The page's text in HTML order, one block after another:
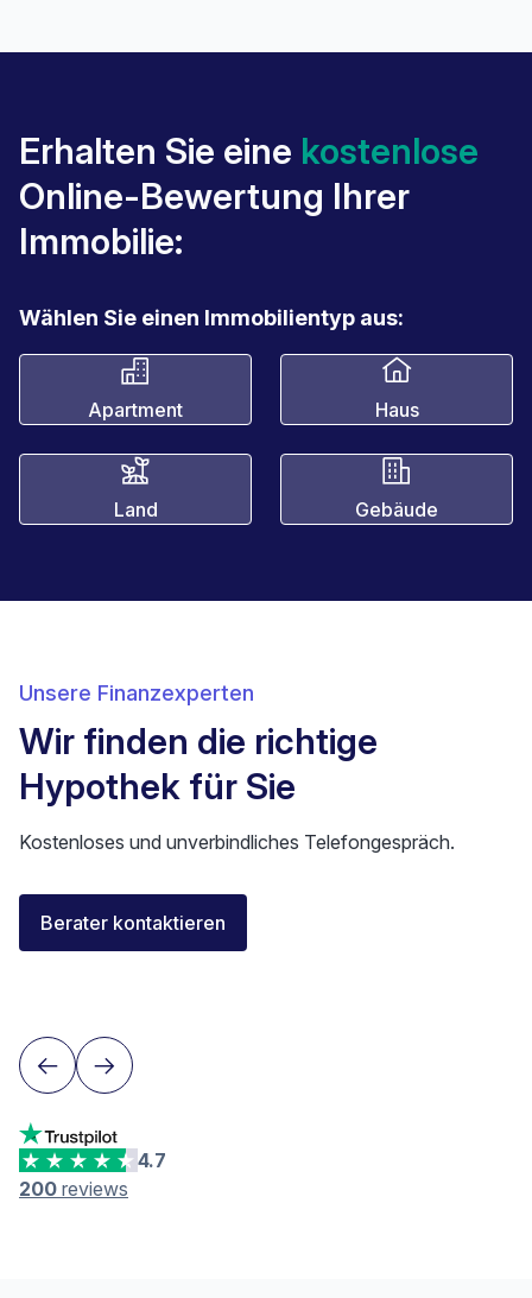
Erhalten Sie eine kostenlose
Online-Bewertung Ihrer
Immobilie:
Wählen Sie einen Immobilientyp aus:
Apartment Haus
Land Gebäude
Unsere Finanzexperten
Wir finden die richtige
Hypothek für Sie
Kostenloses und unverbindliches Telefongespräch.
Berater kontaktieren
Florent Buser
Area Sales Director Romandie
4.7
200 reviews